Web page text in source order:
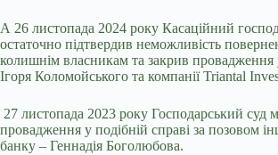
А 26 листопада 2024 року Касаційний
остаточно підтвердив неможливість
колишнім власникам та закрив провадження
Ігоря Коломойського та компанії Triantal
27 листопада 2023 року Господарський суд
провадження у подібній справі за позовом
банку – Геннадія Боголюбова.